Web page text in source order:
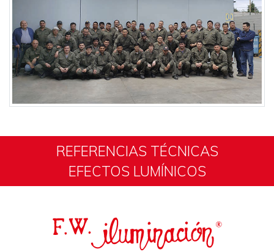
REFERENCIAS TÉCNICAS
EFECTOS LUMÍNICOS